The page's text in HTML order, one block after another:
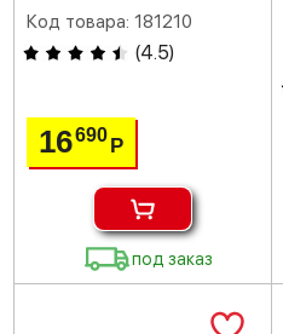
Код товара: 181210
(4.5)
16690Р
под заказ